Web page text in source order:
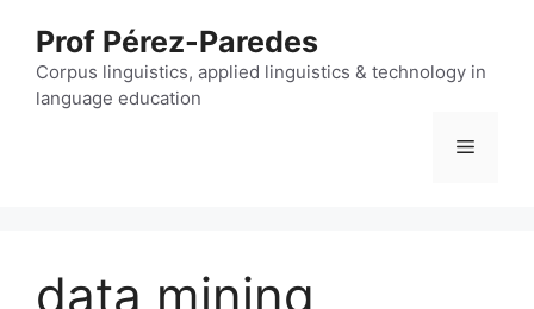
content
Prof Pérez-Paredes
Corpus linguistics, applied linguistics & technology in
language education
Menu
data mining